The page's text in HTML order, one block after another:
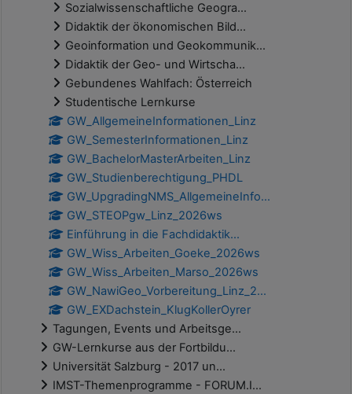
Sozialwissenschaftliche Geogra...
Didaktik der ökonomischen Bild...
Geoinformation und Geokommunik...
Didaktik der Geo- und Wirtscha...
Gebundenes Wahlfach: Österreich
Studentische Lernkurse
GW_AllgemeineInformationen_Linz
GW_SemesterInformationen_Linz
GW_BachelorMasterArbeiten_Linz
GW_Studienberechtigung_PHDL
GW_UpgradingNMS_AllgemeineInfo...
GW_STEOPgw_Linz_2026ws
Einführung in die Fachdidaktik...
GW_Wiss_Arbeiten_Goeke_2026ws
GW_Wiss_Arbeiten_Marso_2026ws
GW_NawiGeo_Vorbereitung_Linz_2...
GW_EXDachstein_KlugKollerOyrer
Tagungen, Events und Arbeitsge...
GW-Lernkurse aus der Fortbildu...
Universität Salzburg - 2017 un...
IMST-Themenprogramme - FORUM.I...